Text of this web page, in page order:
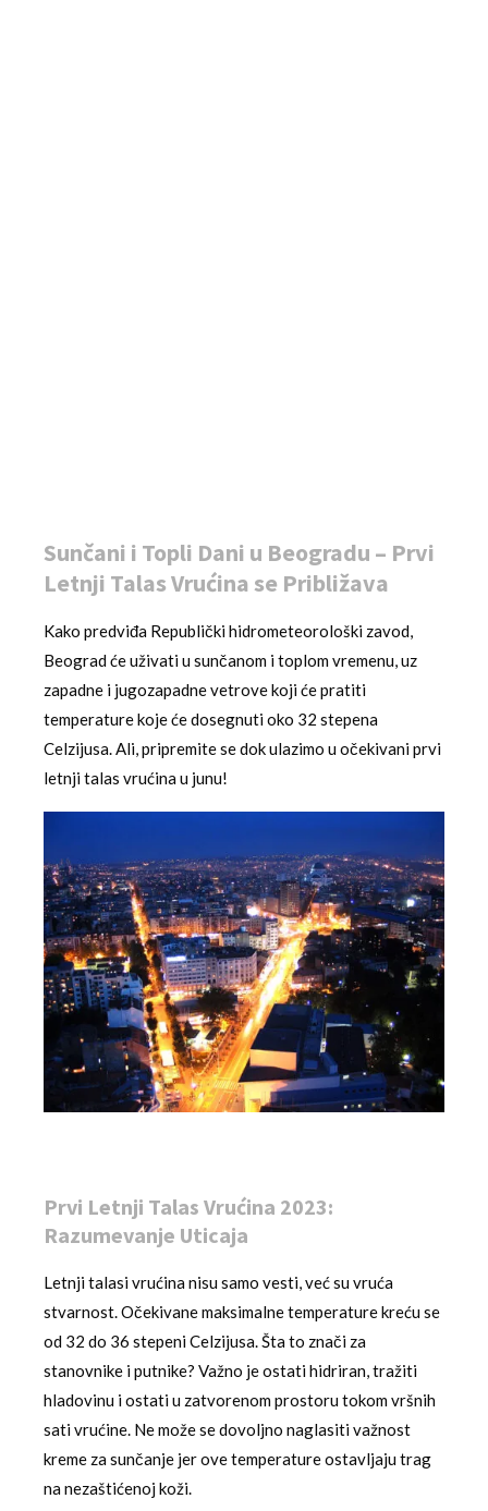
Sunčani i Topli Dani u Beogradu – Prvi
Letnji Talas Vrućina se Približava
Kako predviđa Republički hidrometeorološki zavod,
Beograd će uživati u sunčanom i toplom vremenu, uz
zapadne i jugozapadne vetrove koji će pratiti
temperature koje će dosegnuti oko 32 stepena
Celzijusa. Ali, pripremite se dok ulazimo u očekivani prvi
letnji talas vrućina u junu!
Prvi Letnji Talas Vrućina 2023:
Razumevanje Uticaja
Letnji talasi vrućina nisu samo vesti, već su vruća
stvarnost. Očekivane maksimalne temperature kreću se
od 32 do 36 stepeni Celzijusa. Šta to znači za
stanovnike i putnike? Važno je ostati hidriran, tražiti
hladovinu i ostati u zatvorenom prostoru tokom vršnih
sati vrućine. Ne može se dovoljno naglasiti važnost
kreme za sunčanje jer ove temperature ostavljaju trag
na nezaštićenoj koži.